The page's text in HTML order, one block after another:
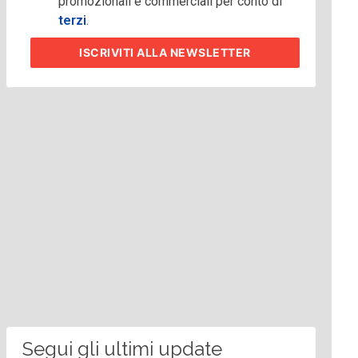
terzi.
ISCRIVITIALLA NEWSLETTER
Segui gli ultimi update